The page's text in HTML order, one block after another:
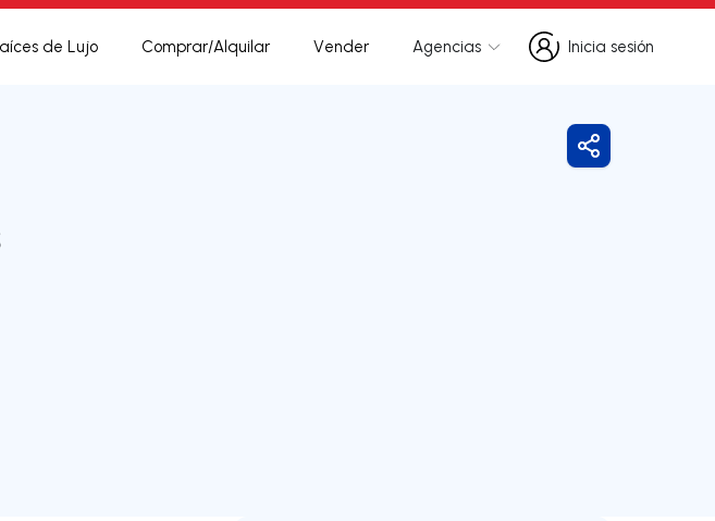
de Lujo Comprar/Alquilar Vender Agencias
Inicia sesión
Inicia sesión
Compartir